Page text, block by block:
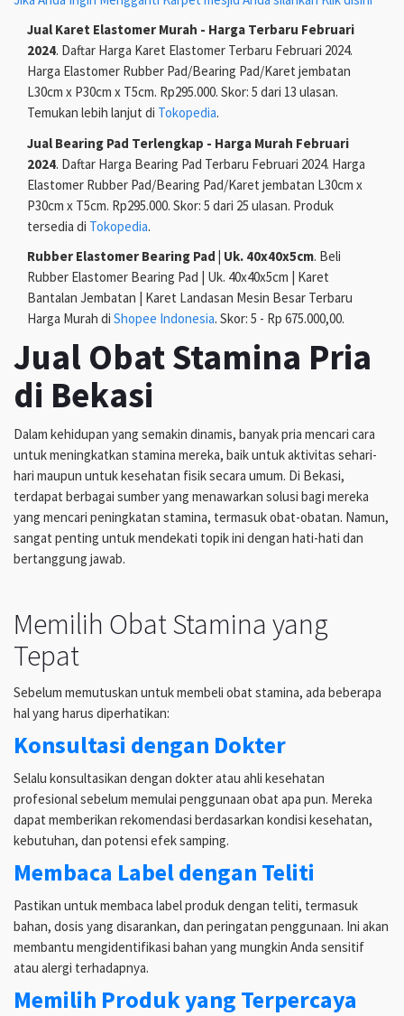
Jual Karet Elastomer Murah - Harga Terbaru Februari
2024. Daftar Harga Karet Elastomer Terbaru Februari 2024.
Harga Elastomer Rubber Pad/Bearing Pad/Karet jembatan
L30cm x P30cm x T5cm. Rp295.000. Skor: 5 dari 13 ulasan.
Temukan lebih lanjut di Tokopedia.
Jual Bearing Pad Terlengkap - Harga Murah Februari
2024. Daftar Harga Bearing Pad Terbaru Februari 2024. Harga
Elastomer Rubber Pad/Bearing Pad/Karet jembatan L30cm x
P30cm x T5cm. Rp295.000. Skor: 5 dari 25 ulasan. Produk
tersedia di Tokopedia.
Rubber Elastomer Bearing Pad | Uk. 40x40x5cm. Beli
Rubber Elastomer Bearing Pad | Uk. 40x40x5cm | Karet
Bantalan Jembatan | Karet Landasan Mesin Besar Terbaru
Harga Murah di Shopee Indonesia. Skor: 5 - Rp 675.000,00.
Jual Obat Stamina Pria
di Bekasi
Dalam kehidupan yang semakin dinamis, banyak pria mencari cara
untuk meningkatkan stamina mereka, baik untuk aktivitas sehari-
hari maupun untuk kesehatan fisik secara umum. Di Bekasi,
terdapat berbagai sumber yang menawarkan solusi bagi mereka
yang mencari peningkatan stamina, termasuk obat-obatan. Namun,
sangat penting untuk mendekati topik ini dengan hati-hati dan
bertanggung jawab.
Memilih Obat Stamina yang
Tepat
Sebelum memutuskan untuk membeli obat stamina, ada beberapa
hal yang harus diperhatikan:
Konsultasi dengan Dokter
Selalu konsultasikan dengan dokter atau ahli kesehatan
profesional sebelum memulai penggunaan obat apa pun. Mereka
dapat memberikan rekomendasi berdasarkan kondisi kesehatan,
kebutuhan, dan potensi efek samping.
Membaca Label dengan Teliti
Pastikan untuk membaca label produk dengan teliti, termasuk
bahan, dosis yang disarankan, dan peringatan penggunaan. Ini akan
membantu mengidentifikasi bahan yang mungkin Anda sensitif
atau alergi terhadapnya.
Memilih Produk yang Terpercaya